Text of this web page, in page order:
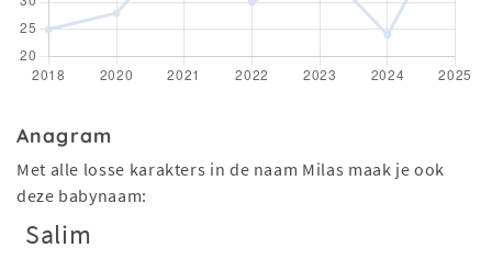
Anagram
Met alle losse karakters in de naam Milas maak je ook
deze babynaam:
Salim